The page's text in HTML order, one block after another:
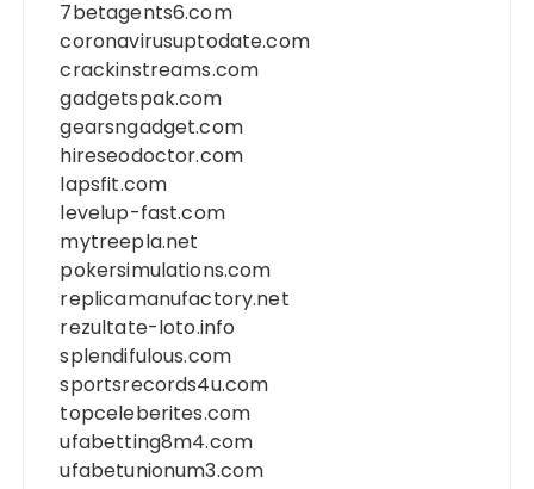
7betagents6.com
coronavirusuptodate.com
crackinstreams.com
gadgetspak.com
gearsngadget.com
hireseodoctor.com
lapsfit.com
levelup-fast.com
mytreepla.net
pokersimulations.com
replicamanufactory.net
rezultate-loto.info
splendifulous.com
sportsrecords4u.com
topceleberites.com
ufabetting8m4.com
ufabetunionum3.com